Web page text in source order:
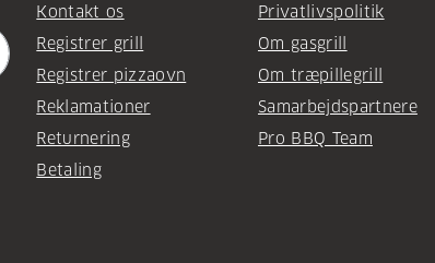
Kontakt os
Registrer grill
Registrer pizzaovn
Reklamationer
Returnering
Betaling
Privatlivspolitik
Om gasgrill
Om træpillegrill
Samarbejdspartnere
Pro BBQ Team